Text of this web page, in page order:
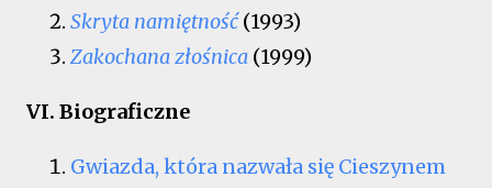
Skryta namiętność(1993)
Zakochana złośnica (1999)
VI. Biograficzne
Gwiazda, która nazwała się Cieszynem